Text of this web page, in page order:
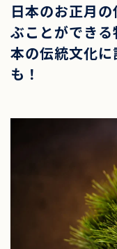
日本のお正月
ぶことができ
本の伝統文化
も！